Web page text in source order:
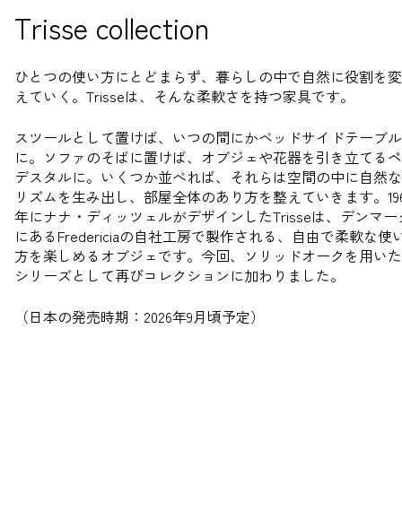
Trisse collection
ひとつの使い方にとどまらず、暮らしの中で自然に役割を変
えていく。Trisseは、そんな柔軟さを持つ家具です。
スツールとして置けば、いつの間にかベッドサイドテーブル
に。ソファのそばに置けば、オブジェや花器を引き立てるペ
デスタルに。いくつか並べれば、それらは空間の中に自然な
リズムを生み出し、部屋全体のあり方を整えていきます。
年にナナ・ディッツェルがデザインしたTrisseは、デンマー
にあるFredericiaの自社工房で製作される、自由で柔軟な使
方を楽しめるオブジェです。今回、ソリッドオークを用いた
シリーズとして再びコレクションに加わりました。
（日本の発売時期：2026年9月頃予定）